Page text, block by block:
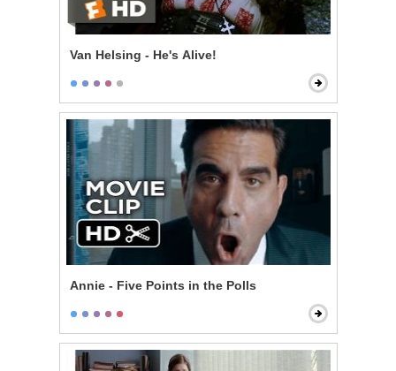
Van Helsing - He's Alive!
Annie - Five Points in the Polls